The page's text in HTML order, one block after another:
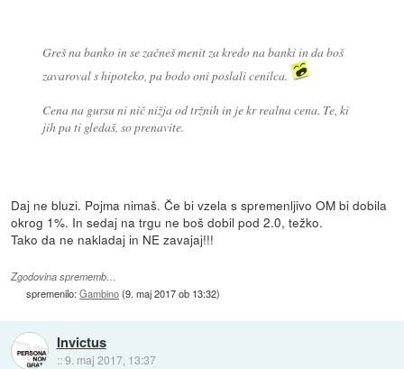
Greš na banko in se začneš menit za kredo na banki in da boš
zavaroval s hipoteko, pa bodo oni poslali cenilca.
Cena na gursu ni nič nižja od tržnih in je kr realna cena. Te, ki
jih pa ti gledaš, so prenavite.
Daj ne bluzi. Pojma nimaš. Če bi vzela s spremenljivo OM bi dobila
okrog 1%. In sedaj na trgu ne boš dobil pod 2.0, težko.
Tako da ne nakladaj in NE zavajaj!!!
Zgodovina sprememb…
spremenilo:Gambino(9. maj 2017 ob 13:32)
Invictus
::9. maj 2017, 13:37